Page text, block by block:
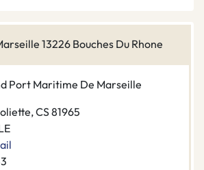
13226 Bouches Du Rhone
Port Maritime De Marseille
CS 81965